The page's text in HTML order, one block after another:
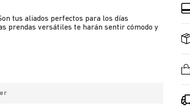
tus aliados perfectos para los días
prendas versátiles te harán sentir cómodo y